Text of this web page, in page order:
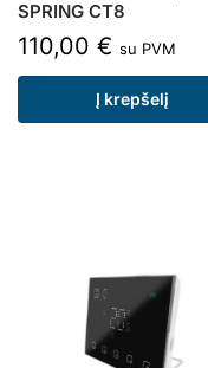
SPRING CT8
110,00 € su PVM
Į krepšelį